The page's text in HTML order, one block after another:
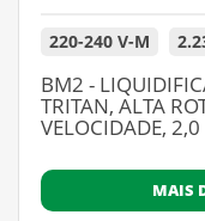
220-240 V-M
BM2 -
TRITAN, ALTA
VELOCIDADE,
MAIS